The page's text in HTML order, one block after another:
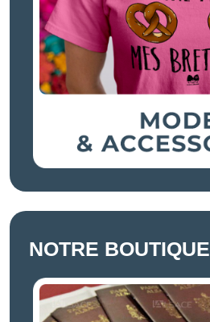
NOTRE BOUTIQUE